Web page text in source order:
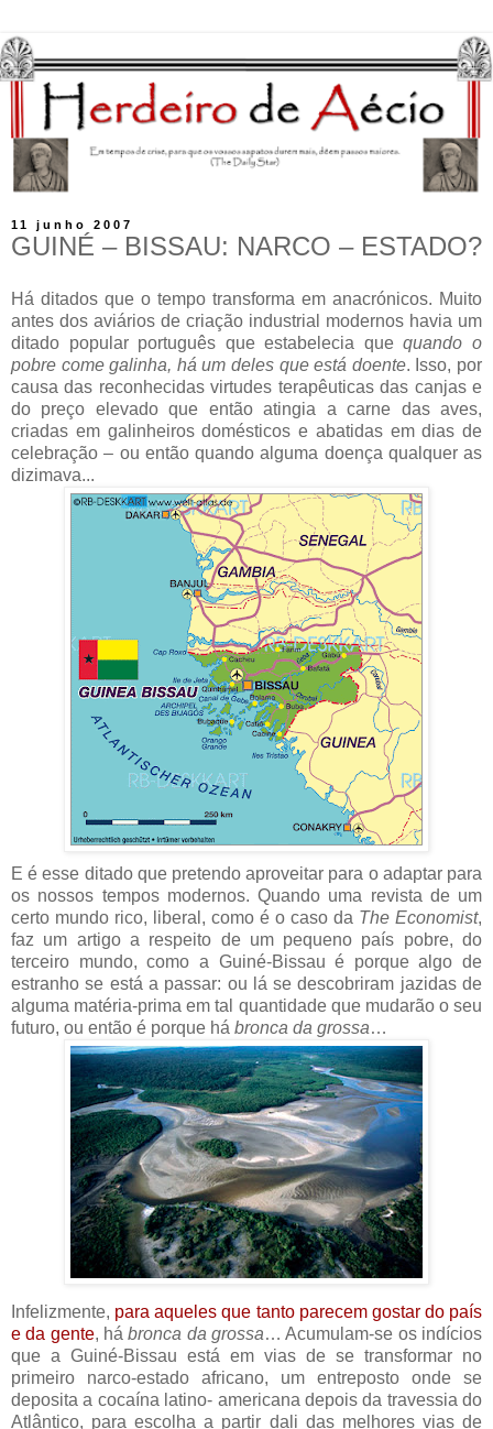
11 junho 2007
GUINÉ – BISSAU: NARCO – ESTADO?
Há ditados que o tempo transforma em anacrónicos. Muito
antes dos aviários de criação industrial modernos havia um
ditado popular português que estabelecia quequando o
pobre come galinha, há um deles que está doente. Isso, por
causa das reconhecidas virtudes terapêuticas das canjas e
do preço elevado que então atingia a carne das aves,
criadas em galinheiros domésticos e abatidas em dias de
celebração – ou então quando alguma doença qualquer as
dizimava...
E é esse ditado que pretendo aproveitar para o adaptar para
os nossos tempos modernos. Quando uma revista de um
certo mundo rico, liberal, como é o caso da The Economist,
faz um artigo a respeito de um pequeno país pobre, do
terceiro mundo, como a Guiné-Bissau é porque algo de
estranho se está a passar: ou lá se descobriram jazidas de
alguma matéria-prima em tal quantidade que mudarão o seu
futuro, ou então é porque há bronca da grossa…
Infelizmente, para aqueles que tanto parecem gostar do país
e da gente, hábronca da grossa… Acumulam-se os indícios
que a Guiné-Bissau está em vias de se transformar no
primeiro narco-estado africano, um entreposto onde se
deposita a cocaína latino- americana depois da travessia do
Atlântico, para escolha a partir dali das melhores vias de